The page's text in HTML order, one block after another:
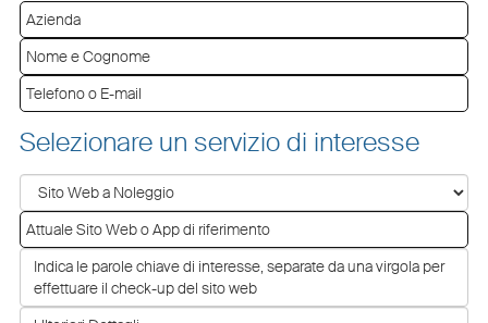
Selezionare un servizio di interesse